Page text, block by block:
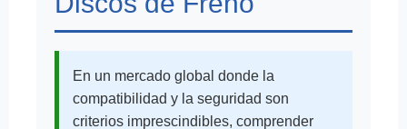
En un mercado global donde la
compatibilidad y la seguridad son
criterios imprescindibles, comprender